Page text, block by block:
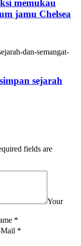
memukau
jamu Chelsea
sejarah
fields are
Your
*
*